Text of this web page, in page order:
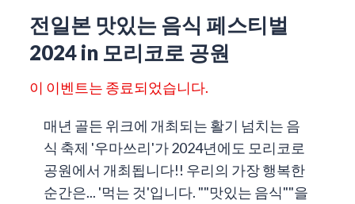
전일본 맛있는 음식 페스티벌
2024 in 모리코로 공원
이 이벤트는 종료되었습니다.
매년 골든 위크에 개최되는 활기 넘치는 음
식 축제 '우마쓰리'가 2024년에도 모리코로
공원에서 개최됩니다!! 우리의 가장 행복한
순간은... '먹는 것'입니다. ""맛있는 음식""을